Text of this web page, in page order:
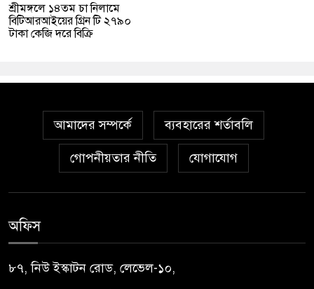
শ্রীমঙ্গলে ১৪তম চা নিলামে
বিটিআরআইয়ের গ্রিন টি ২৭৯০
টাকা কেজি দরে বিক্রি
আমাদের সম্পর্কে ব্যবহারের শর্তাবলি
গোপনীয়তার নীতি যোগাযোগ
অফিস
৮৭, নিউ ইস্কাটন রোড, লেভেল-১০,